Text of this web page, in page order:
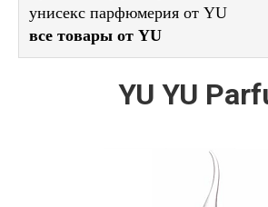
унисекс парфюмерия от YU
все товары от YU
YU YU